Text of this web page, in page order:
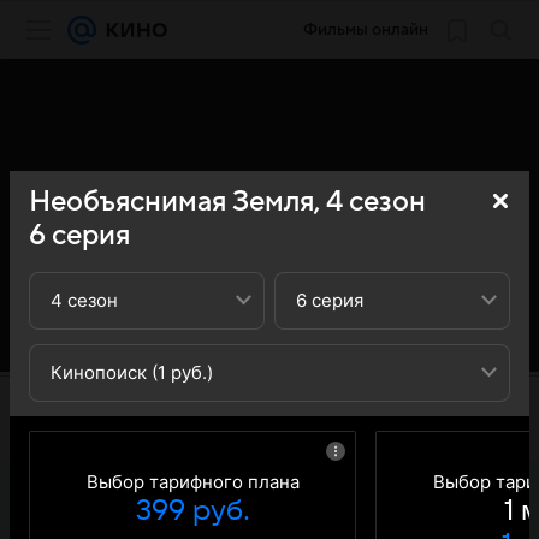
Необъяснимая Земля, 4 сезон
6 серия
4 сезон 6 серия
Кинопоиск (1 руб.)
Выбор тарифного плана
399 руб.
Выбор
1